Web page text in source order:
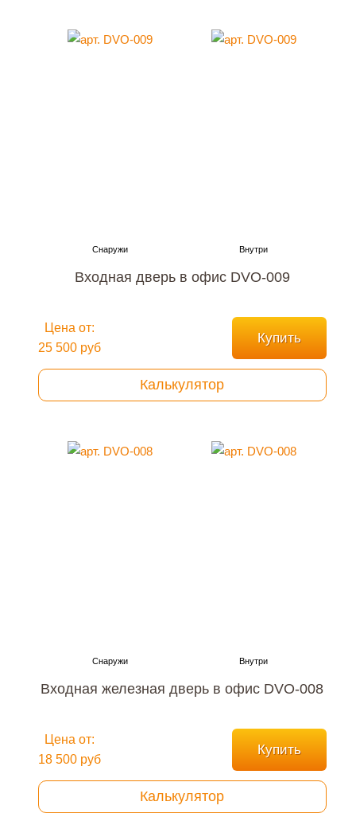
Входная дверь в офис DVO-009
Цена от:
25 500 руб
Купить
Калькулятор
Входная железная дверь в офис DVO-008
Цена от:
18 500 руб
Купить
Калькулятор